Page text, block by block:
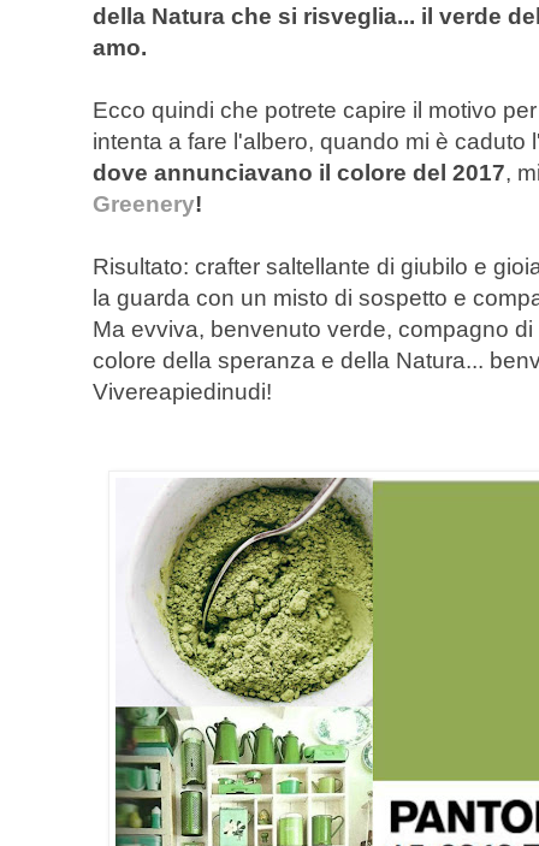
della Natura che si risveglia... il verde
amo.
Ecco quindi che potrete capire il motivo
intenta a fare l'albero, quando mi è
dove annunciavano il colore del 2017,
Greenery!
Risultato: crafter saltellante di giubilo e
la guarda con un misto di sospetto e
Ma evviva, benvenuto verde, compagno
colore della speranza e della Natura...
Vivereapiedinudi!